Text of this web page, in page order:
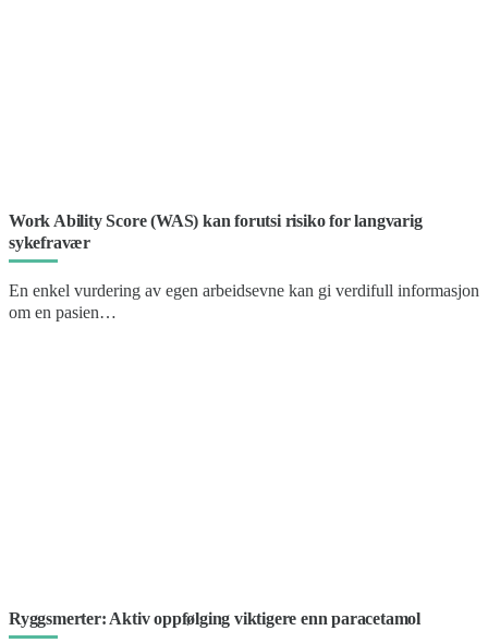
Work Ability Score (WAS) kan forutsi risiko for langvarig
sykefravær
En enkel vurdering av egen arbeidsevne kan gi verdifull informasjon
om en pasien…
Ryggsmerter: Aktiv oppfølging viktigere enn paracetamol